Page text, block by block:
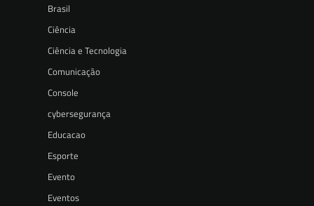
Brasil
Ciência
Ciência e Tecnologia
Comunicação
Console
cybersegurança
Educacao
Esporte
Evento
Eventos